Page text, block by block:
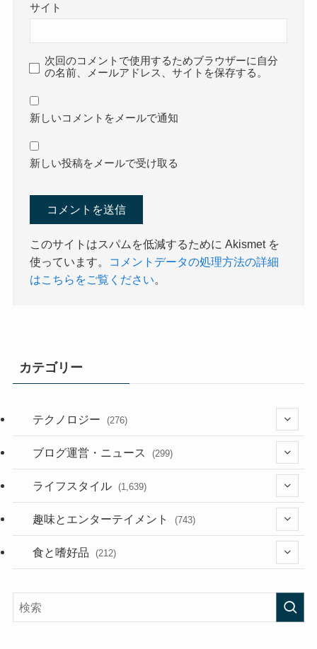
サイト
次回のコメントで使用するためブラウザーに自分
の名前、メールアドレス、サイトを保存する。
新しいコメントをメールで通知
新しい投稿をメールで受け取る
このサイトはスパムを低減するために Akismet を
使っています。
コメントデータの処理方法の詳細
はこちらをご覧ください。
カテゴリー
テクノロジー (276)
(36)
(187)
ブログ運営・ニュース (299)
(118)
(181)
ライフスタイル (1,639)
(394)
(282)
趣味とエンターテイメント (743)
(56)
食と嗜好品 (212)